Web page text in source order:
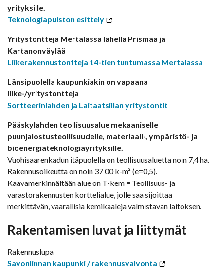
yrityksille.
Teknologiapuiston esittely
Yritystontteja Mertalassa lähellä Prismaa ja
Kartanonväylää
Liikerakennustontteja 14-tien tuntumassa Mertalassa
Länsipuolella kaupunkiakin on vapaana
liike-/yritystontteja
Sortteerinlahden ja Laitaatsillan yritystontit
Pääskylahden teollisuusalue mekaaniselle
puunjalostusteollisuudelle, materiaali-, ympäristö- ja
bioenergiateknologiayrityksille.
Vuohisaarenkadun itäpuolella on teollisuusaluetta noin 7,4 ha.
Rakennusoikeutta on noin 37 00 k-m² (e=0,5).
Kaavamerkinnältään alue on T-kem = Teollisuus- ja
varastorakennusten korttelialue, jolle saa sijoittaa
merkittävän, vaarallisia kemikaaleja valmistavan laitoksen.
Rakentamisen luvat ja liittymät
Rakennuslupa
Savonlinnan kaupunki / rakennusvalvonta